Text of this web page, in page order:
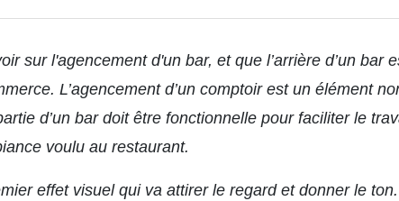
sur l'agencement d'un bar, et que l’arrière d’un bar
L’agencement d’un comptoir est un élément
d’un bar doit être fonctionnelle pour faciliter le
voulu au restaurant.
effet visuel qui va attirer le regard et donner le